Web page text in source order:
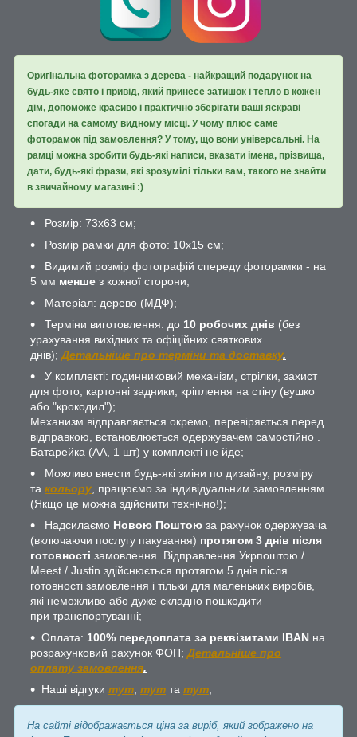
Оригінальна фоторамка з дерева - найкращий подарунок на
будь-яке свято і привід, який принесе затишок і тепло в кожен
дім, допоможе красиво і практично зберігати ваші яскраві
спогади на самому видному місці. У чому плюс саме
фоторамок під замовлення? У тому, що вони універсальні. На
рамці можна зробити будь-які написи, вказати імена, прізвища,
дати, будь-які фрази, які зрозумілі тільки вам, такого не знайти
в звичайному магазині :)
Розмір: 73х63 см;
Розмір рамки для фото: 10х15 см;
Видимий розмір фотографій спереду фоторамки - на
5 мм менше з кожної сторони;
Матеріал: дерево (МДФ);
Терміни виготовлення: до 10 робочих днів (без
урахування вихідних та офіційних святкових
днів); Детальніше про терміни та доставку.
У комплекті: годинниковий механізм, стрілки, захист
для фото, картонні задники, кріплення на стіну (вушко
або "крокодил");
Механизм відправляється окремо, перевіряється перед
відправкою, встановлюється одержувачем самостійно .
Батарейка (АА, 1 шт) у комплекті не йде;
Можливо внести будь-які зміни по дизайну, розміру
та кольору , працюємо за індивідуальним замовленням
(Якщо це можна здійснити технічно!);
Надсилаємо Новою Поштою за рахунок одержувача
(включаючи послугу пакування) протягом 3 днів після
готовності замовлення. Відправлення Укрпоштою /
Meest / Justin здійснюється протягом 5 днів після
готовності замовлення і тільки для маленьких виробів,
які неможливо або дуже складно пошкодити
при транспортуванні;
Оплата: 100% передоплата за реквізитами IBAN на
розрахунковий рахунок ФОП; Детальніше про
оплату замовлення.
Наші відгуки тут тут та тут;
На сайті відображається ціна за виріб, який зображено на